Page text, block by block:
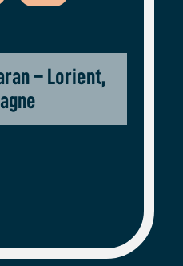
– Lorient,